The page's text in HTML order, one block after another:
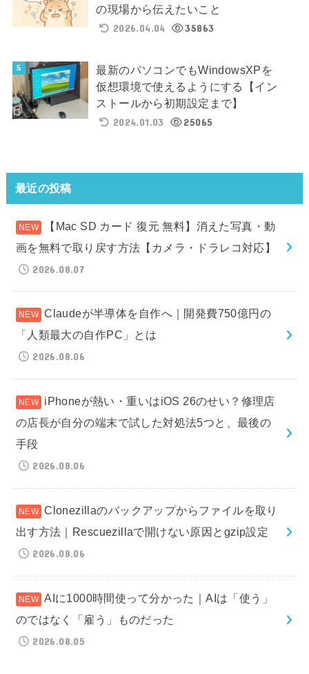
の現場から伝えたいこと
2026.04.04
35863
最新のパソコンでもWindowsXPを
仮想環境で使えるようにする【イン
ストールから初期設定まで】
2024.01.03
25065
最近の投稿
【Mac SD カード 復元 無料】消えた写真・動
画を無料で取り戻す方法【カメラ・ドラレコ対応】
2026.08.07
Claudeが半導体を自作へ｜開発費750億円の
「人類最大の自作PC」とは
2026.08.06
iPhoneが熱い・重いはiOS 26のせい？修理店
の店長が自分の端末で試した対処法5つと、最後の
手段
2026.08.06
Clonezillaのバックアップからファイルを取り
出す方法｜Rescuezillaで開けない原因とgzip設定
2026.08.06
AIに1000時間使って分かった｜AIは「使う」
のではなく「雇う」ものだった
2026.08.05